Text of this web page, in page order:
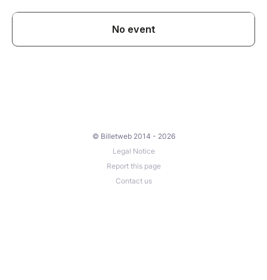
© Billetweb 2014 - 2026
Legal Notice
Report this page
Contact us